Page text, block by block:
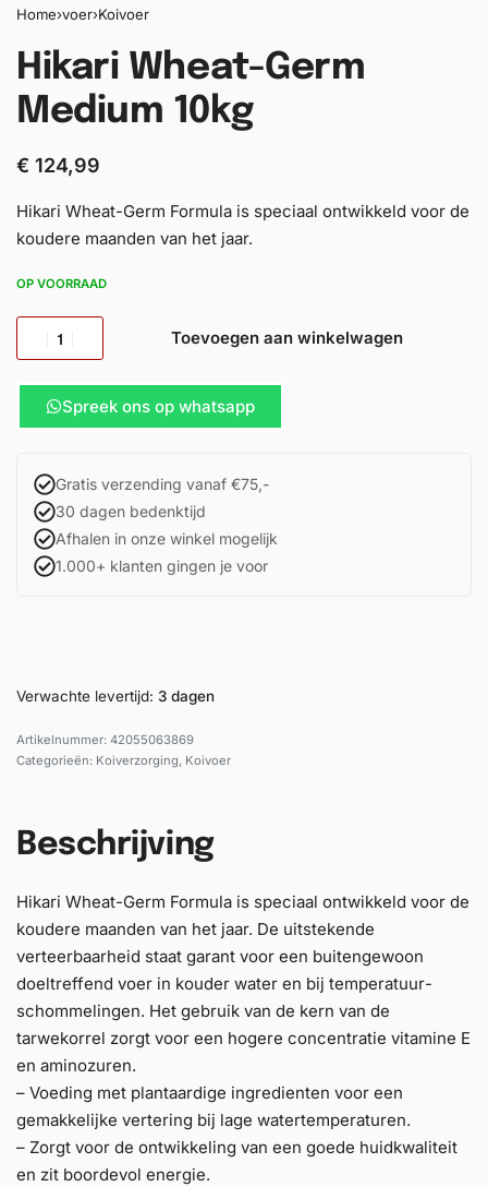
Home›voer›Koivoer
Hikari Wheat-Germ
Medium 10kg
€ 124,99
Hikari Wheat-Germ Formula is speciaal ontwikkeld voor de
koudere maanden van het jaar.
OP VOORRAAD
Toevoegen aan winkelwagen
Spreek ons op whatsapp
Gratis verzending vanaf €75,-
30 dagen bedenktijd
Afhalen in onze winkel mogelijk
1.000+ klanten gingen je voor
Verwachte levertijd: 3 dagen
42055063869
Categorieën: Koiverzorging, Koivoer
Beschrijving
Hikari Wheat-Germ Formula is speciaal ontwikkeld voor de
koudere maanden van het jaar. De uitstekende
verteerbaar­heid staat garant voor een buitengewoon
doeltreffend voer in kouder water en bij temperatuur­
schommelingen. Het gebruik van de kern van de
tarwekorrel zorgt voor een hogere concentratie vitamine E
en aminozuren.
– Voeding met plantaardige ingredienten voor een
gemakkelijke vertering bij lage watertemperaturen.
– Zorgt voor de ontwikkeling van een goede huidkwaliteit
en zit boordevol energie.